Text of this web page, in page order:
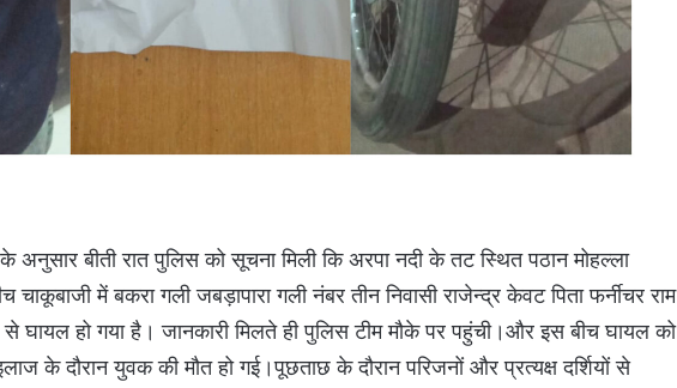
अनुसार बीती रात पुलिस को सूचना मिली कि अरपा नदी के तट स्थित पठान मोहल्ला
चाकूबाजी में बकरा गली जबड़ापारा गली नंबर तीन निवासी राजेन्द्र केवट पिता फर्नीचर राम
घायल हो गया है। जानकारी मिलते ही पुलिस टीम मौके पर पहुंची।और इस बीच घायल को
के दौरान युवक की मौत हो गई।पूछताछ के दौरान परिजनों और प्रत्यक्ष दर्शियों से